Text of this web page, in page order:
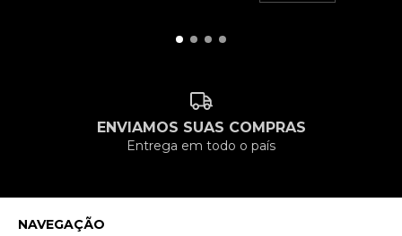
ENVIAMOS SUAS COMPRAS
Entrega em todo o país
NAVEGAÇÃO